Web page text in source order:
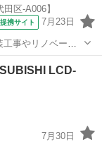
区-A006】
提携サイト 7月23日
宅・店舗・ビルな
まで一貫して行っ
LCD-
7月30日